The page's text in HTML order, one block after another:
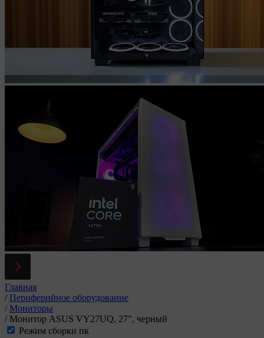
Главная
/ Периферийное оборудование
/ Мониторы
/ Монитор ASUS VY27UQ, 27", черный
Режим сборки пк